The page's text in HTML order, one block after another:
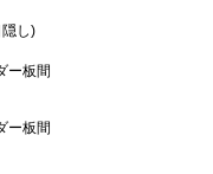
隠し)
ー板間
ー板間